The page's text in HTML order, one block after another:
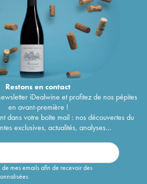
Restons encontact
iDealwine et profitez de nos pépites
en avant-première !
dans votre boîte mail : nos découvertes du
exclusives, actualités, analyses...
mes emails afin de recevoir des